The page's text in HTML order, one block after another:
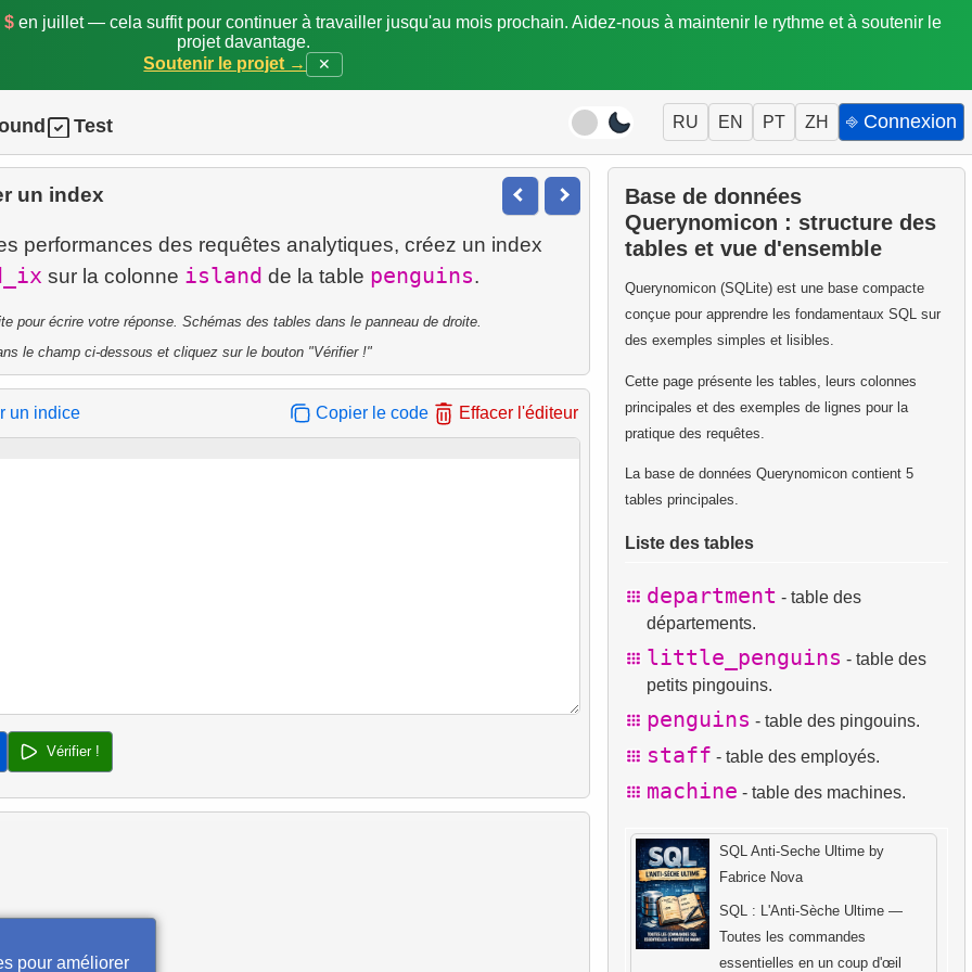
$en juillet — cela suffit pour continuer à travailler jusqu'au mois prochain. Aidez-nous à maintenir le rythme et à soutenir le
projet davantage.
Soutenir le projet →
✕
Test RU EN PT ZH ⎆ Connexion
un index
performances des requêtes analytiques, créez un index
sur la colonne island de la table penguins
pour écrire votre réponse. Schémas des tables dans le panneau de droite.
le champ ci-dessous et cliquez sur le bouton "Vérifier !"
un indice Copier le code Effacer l'éditeur
Vérifier !
Base de données
Querynomicon : structure des
tables et vue d'ensemble
Querynomicon (SQLite) est une base compacte
conçue pour apprendre les fondamentaux SQL sur
des exemples simples et lisibles.
Cette page présente les tables, leurs colonnes
principales et des exemples de lignes pour la
pratique des requêtes.
La base de données Querynomicon contient 5
tables principales.
Liste des tables
department - table des
départements.
little_penguins - table des
petits pingouins.
penguins - table des pingouins.
staff - table des employés.
machine - table des machines.
SQL Anti-Seche Ultime by
Fabrice Nova
SQL : L'Anti-Sèche Ultime —
Toutes les commandes
essentielles en un coup d'œil
pour améliorer